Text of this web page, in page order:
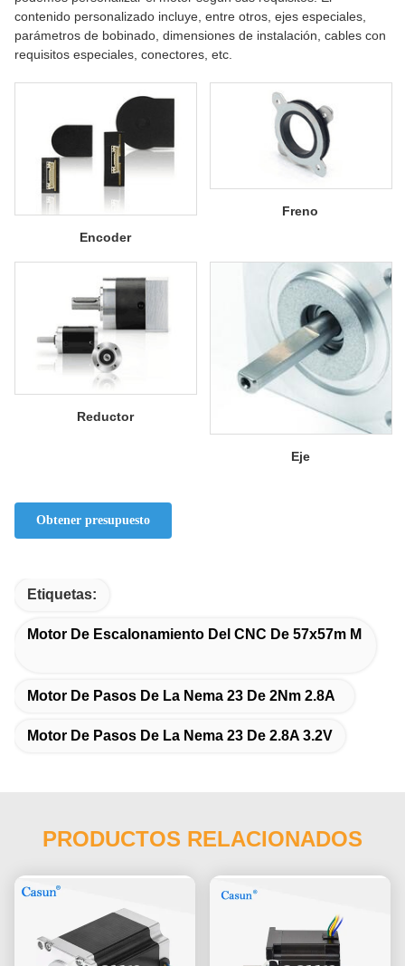
contenido personalizado incluye, entre otros, ejes especiales,
parámetros de bobinado, dimensiones de instalación, cables con
requisitos especiales, conectores, etc.
Encoder
Freno
Reductor
Eje
Obtener presupuesto
Etiquetas:
Motor De Escalonamiento Del CNC De 57x57m M
Motor De Pasos De La Nema 23 De 2Nm 2.8A
Motor De Pasos De La Nema 23 De 2.8A 3.2V
PRODUCTOS RELACIONADOS